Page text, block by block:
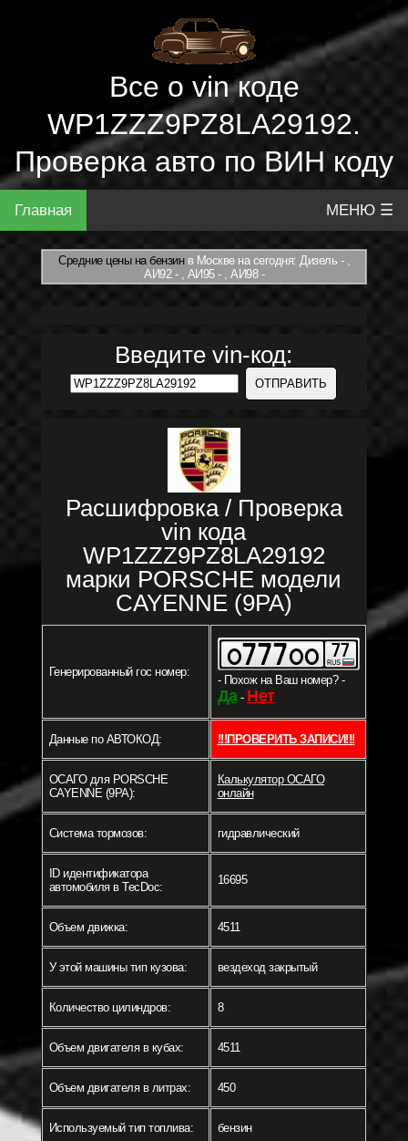
Все о vin коде
WP1ZZZ9PZ8LA29192.
Проверка авто по ВИН коду
Главная МЕНЮ ☰
Средние цены на бензинв Москве на сегодня: Дизель - ,
АИ92 - , АИ95 - , АИ98 -
Введите vin-код:
Расшифровка / Проверка
vin кода
WP1ZZZ9PZ8LA29192
марки PORSCHE модели
CAYENNE (9PA)
Генерированный гос номер:
- Похож на Ваш номер? -
Да- Нет
Данные по АВТОКОД: !!!ПРОВЕРИТЬ ЗАПИСИ!!!
ОСАГО для PORSCHE
CAYENNE (9PA):
Калькулятор ОСАГО
онлайн
Система тормозов: гидравлический
ID идентификатора
автомобиля в TecDoc:
16695
Объем движка: 4511
У этой машины тип кузова: вездеход закрытый
Количество цилиндров: 8
Объем двигателя в кубах: 4511
Объем двигателя в литрах: 450
Используемый тип топлива: бензин